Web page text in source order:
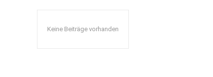
Keine Beiträge vorhanden